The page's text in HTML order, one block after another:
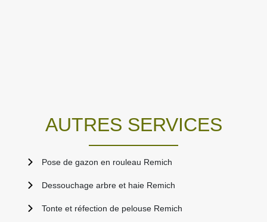
AUTRES SERVICES
Pose de gazon en rouleau Remich
Dessouchage arbre et haie Remich
Tonte et réfection de pelouse Remich